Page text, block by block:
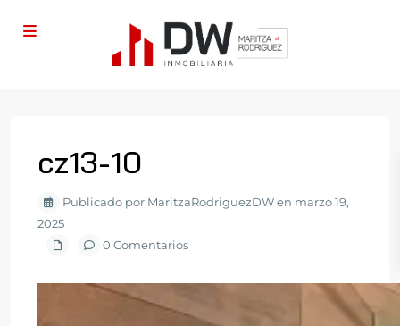
cz13-10
Publicado por MaritzaRodriguezDW en marzo 19,
2025
0 Comentarios